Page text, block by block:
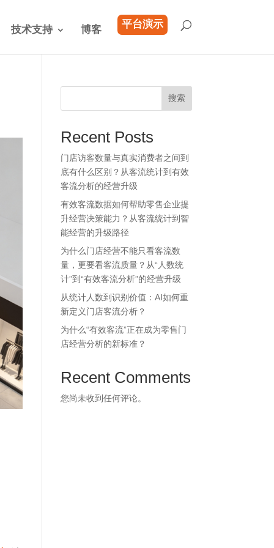
技术支持 博客 平台演示
搜索
Recent Posts
门店访客数量与真实消费者之间到
底有什么区别？从客流统计到有效
客流分析的经营升级
有效客流数据如何帮助零售企业提
升经营决策能力？从客流统计到智
能经营的升级路径
为什么门店经营不能只看客流数
量，更要看客流质量？从“人数统
计”到“有效客流分析”的经营升级
从统计人数到识别价值：AI如何重
新定义门店客流分析？
为什么“有效客流”正在成为零售门
店经营分析的新标准？
Recent Comments
您尚未收到任何评论。